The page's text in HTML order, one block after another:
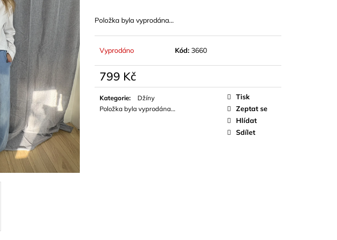
Položka byla vyprodána…
Vyprodáno Kód: 3660
799 Kč
Měrná
cena:
Kategorie:
Džíny
Položka byla vyprodána…
Tisk
Zeptat se
Hlídat
Sdílet